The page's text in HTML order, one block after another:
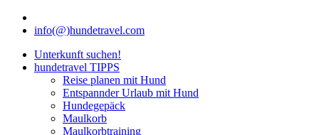
info(@)hundetravel.com
Unterkunft suchen!
hundetravel TIPPS
Reise planen mit Hund
Entspannder Urlaub mit Hund
Hundegepäck
Maulkorb
Maulkorbtraining